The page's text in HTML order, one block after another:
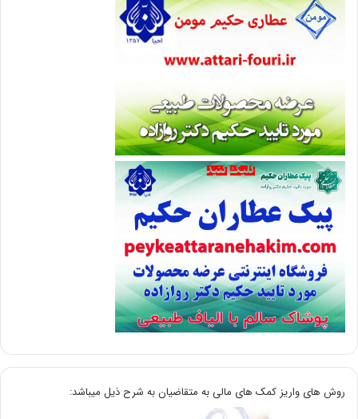
روش های واریز کمک های مالی به متقاضیان به شرح ذیل میباشد: